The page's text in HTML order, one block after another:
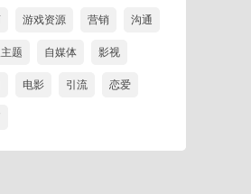
游戏资源 营销 沟通
题 自媒体 影视
电影 引流 恋爱